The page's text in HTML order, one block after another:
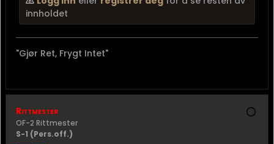
Opprinnelig skrevet av